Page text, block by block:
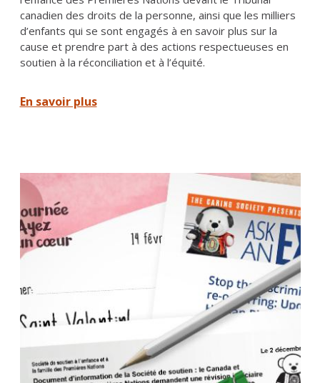
canadien des droits de la personne, ainsi que les milliers
d’enfants qui se sont engagés à en savoir plus sur la
cause et prendre part à des actions respectueuses en
soutien à la réconciliation et à l’équité.
En savoir plus